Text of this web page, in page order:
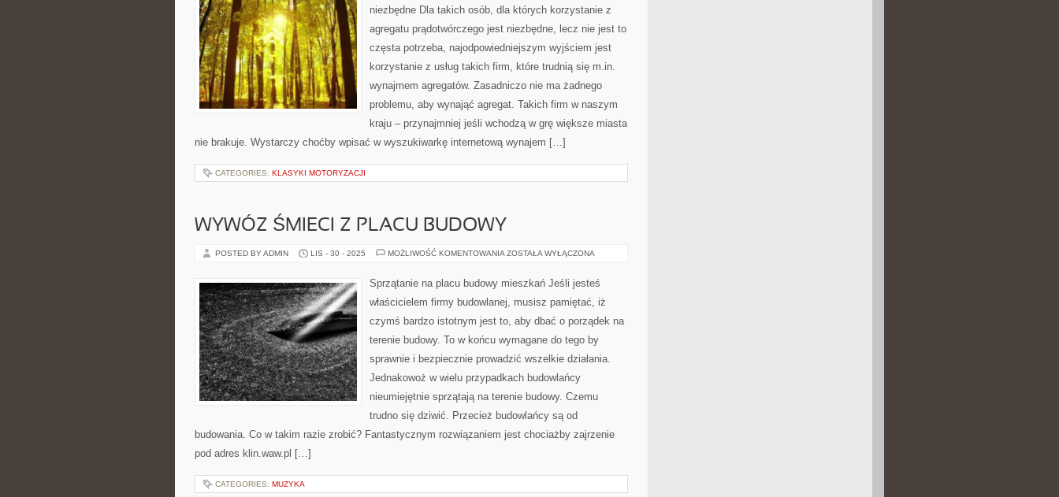
NA
niezbędne Dla takich osób, dla których korzystanie z
agregatu prądotwórczego jest niezbędne, lecz nie jest to
częsta potrzeba, najodpowiedniejszym wyjściem jest
korzystanie z usług takich firm, które trudnią się m.in.
wynajmem agregatów. Zasadniczo nie ma żadnego
problemu, aby wynająć agregat. Takich firm w naszym
kraju – przynajmniej jeśli wchodzą w grę większe miasta
nie brakuje. Wystarczy choćby wpisać w wyszukiwarkę internetową wynajem […]
CATEGORIES: KLASYKI MOTORYZACJI
WYWÓZ ŚMIECI Z PLACU BUDOWY
POSTED BY ADMIN LIS - 30 - 2025 MOŻLIWOŚĆ KOMENTOWANIA WYWÓZ
PLACU
BUDOWY
ZOSTAŁA WYŁĄCZONA
Sprzątanie na placu budowy mieszkań Jeśli jesteś
właścicielem firmy budowlanej, musisz pamiętać, iż
czymś bardzo istotnym jest to, aby dbać o porządek na
terenie budowy. To w końcu wymagane do tego by
sprawnie i bezpiecznie prowadzić wszelkie działania.
Jednakowoż w wielu przypadkach budowlańcy
nieumiejętnie sprzątają na terenie budowy. Czemu
trudno się dziwić. Przecież budowlańcy są od
budowania. Co w takim razie zrobić? Fantastycznym rozwiązaniem jest chociażby zajrzenie
pod adres klin.waw.pl […]
CATEGORIES: MUZYKA